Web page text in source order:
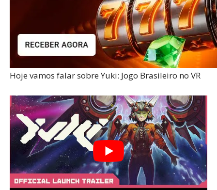
Hoje vamos falar sobre Yuki: Jogo Brasileiro no VR